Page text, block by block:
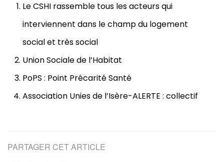
Le CSHI rassemble tous les acteurs qui
interviennent dans le champ du logement
social et très social
Union Sociale de l’Habitat
PoPS : Point Précarité Santé
Association Unies de l’Isère-ALERTE : collectif
PARTAGER CET ARTICLE